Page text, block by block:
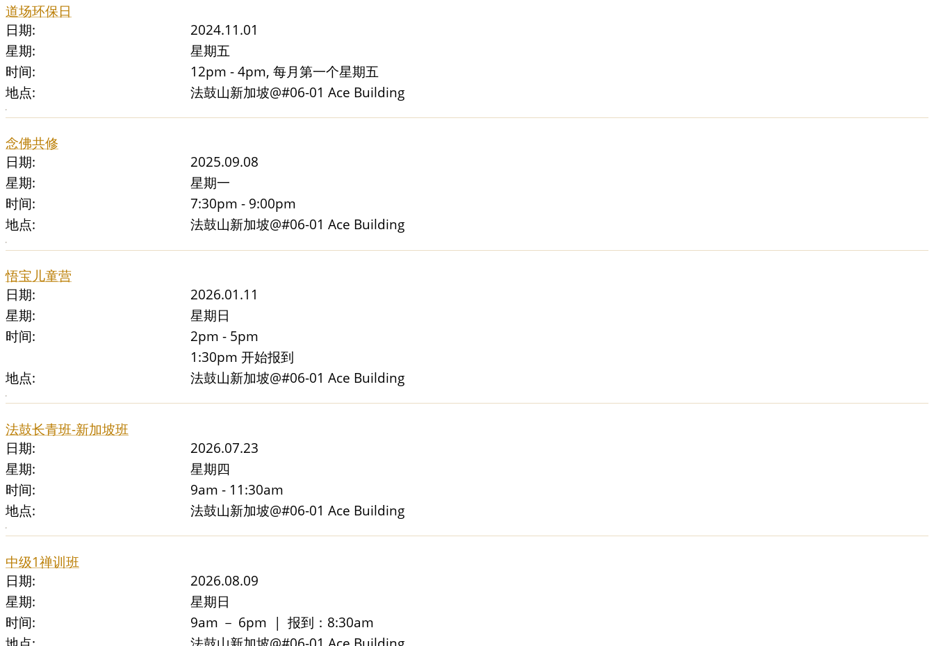
道场环保日
日期:
2024.11.01
星期:
星期五
时间:
12pm - 4pm, 每月第一个星期五
地点:
法鼓山新加坡@#06-01 Ace Building
念佛共修
日期:
2025.09.08
星期:
星期一
时间:
7:30pm - 9:00pm
地点:
法鼓山新加坡@#06-01 Ace Building
悟宝儿童营
日期:
2026.01.11
星期:
星期日
时间:
2pm - 5pm
1:30pm 开始报到
地点:
法鼓山新加坡@#06-01 Ace Building
法鼓长青班-新加坡班
日期:
2026.07.23
星期:
星期四
时间:
9am - 11:30am
地点:
法鼓山新加坡@#06-01 Ace Building
中级1禅训班
日期:
2026.08.09
星期:
星期日
时间:
9am － 6pm | 报到：8:30am